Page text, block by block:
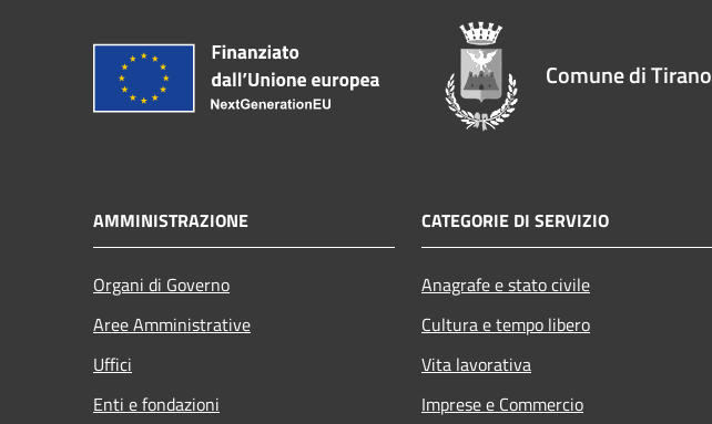
Comune di Tirano
AMMINISTRAZIONE
Organi di Governo
Aree Amministrative
Uffici
Enti e fondazioni
CATEGORIE DI SERVIZIO
Anagrafe e stato civile
Cultura e tempo libero
Vita lavorativa
Imprese e Commercio